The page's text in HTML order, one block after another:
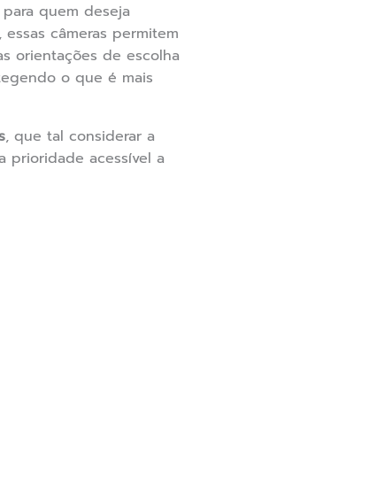
quem deseja
câmeras permitem
orientações de escolha
o que é mais
, que tal considerar a
prioridade acessível a